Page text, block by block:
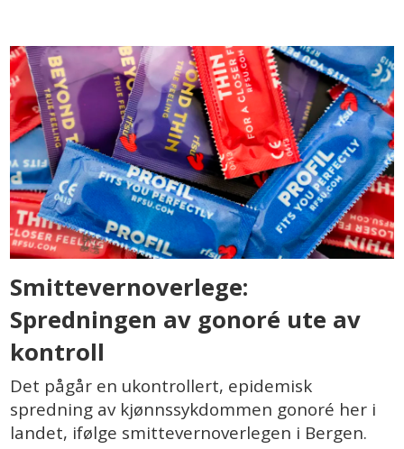
Smittevernoverlege:
Spredningen av gonoré ute av
kontroll
Det pågår en ukontrollert, epidemisk
spredning av kjønnssykdommen gonoré her i
landet, ifølge smittevernoverlegen i Bergen.